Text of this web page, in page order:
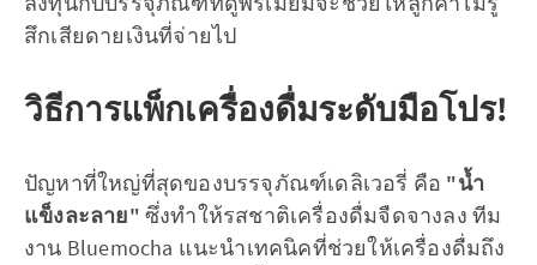
สึกเสียดายเงินที่จ่ายไป
วิธีการแพ็กเครื่องดื่มระดับมือโปร!
ปัญหาที่ใหญ่ที่สุดของบรรจุภัณฑ์เดลิเวอรี่ คือ "น้ำ
แข็งละลาย" ซึ่งทำให้รสชาติเครื่องดื่มจืดจางลง ทีม
งาน Bluemocha แนะนำเทคนิคที่ช่วยให้เครื่องดื่มถึง